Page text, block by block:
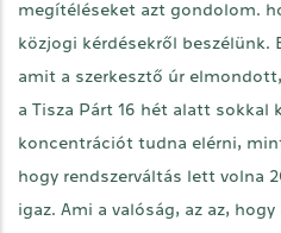
megítéléseket azt gondolom.
közjogi kérdésekről beszélünk.
amit a szerkesztő úr
a Tisza Párt 16 hét alatt sokkal
koncentrációt tudna elérni,
hogy rendszerváltás lett volna
igaz. Ami a valóság, az az,